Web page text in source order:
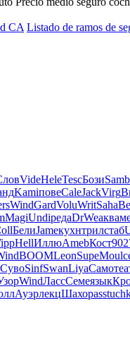
CA Listado de ramos de
VideHeleTescБозиSamb
KamiповеCaleJackVirg
WindGardVoluWritSaha
MagiUndiредаDrWeаква
БелиJameкухнтрилстаб
HellИллюAmebКост
BOOMLeonSupeMoul
СувоSinfSwanLiyaСамо
WindЛассСемеязык
АуэрлекцШахоpass